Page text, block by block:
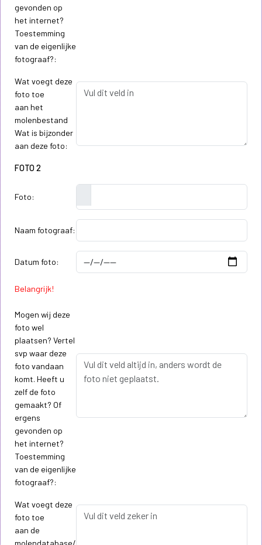
gevonden op
het internet?
Toestemming
van de eigenlijke
fotograaf?:
Wat voegt deze
foto toe
aan het
molenbestand
Wat is bijzonder
aan deze foto:
FOTO 2
Foto:
Naam fotograaf:
Datum foto:
Belangrijk!
Mogen wij deze
foto wel
plaatsen? Vertel
svp waar deze
foto vandaan
komt. Heeft u
zelf de foto
gemaakt? Of
ergens
gevonden op
het internet?
Toestemming
van de eigenlijke
fotograaf?:
Wat voegt deze
foto toe
aan de
molendatabase/